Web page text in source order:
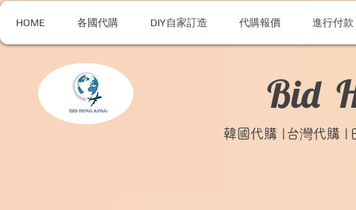
HOME 各國代購 DIY自家訂造 代購報價 進行付款
Bid
韓國代購 |台灣代購 |